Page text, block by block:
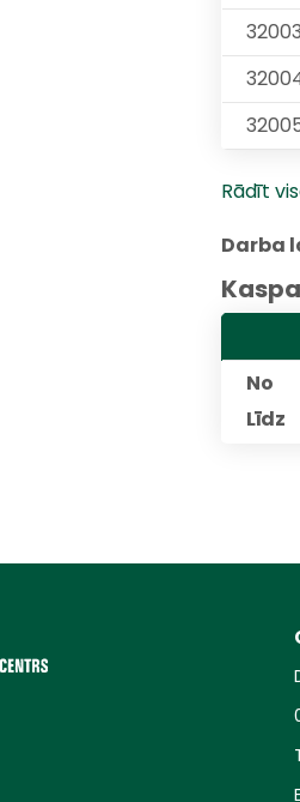
32003
Rādīt
Darba
No
Līdz